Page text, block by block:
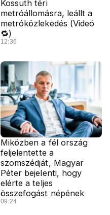
Kossuth téri
metróállomásra, leállt a
metróközlekedés (Videó
🔁)
12:36
Miközben a fél ország
feljelentette a
szomszédját, Magyar
Péter bejelenti, hogy
elérte a teljes
összefogást népének
09:24